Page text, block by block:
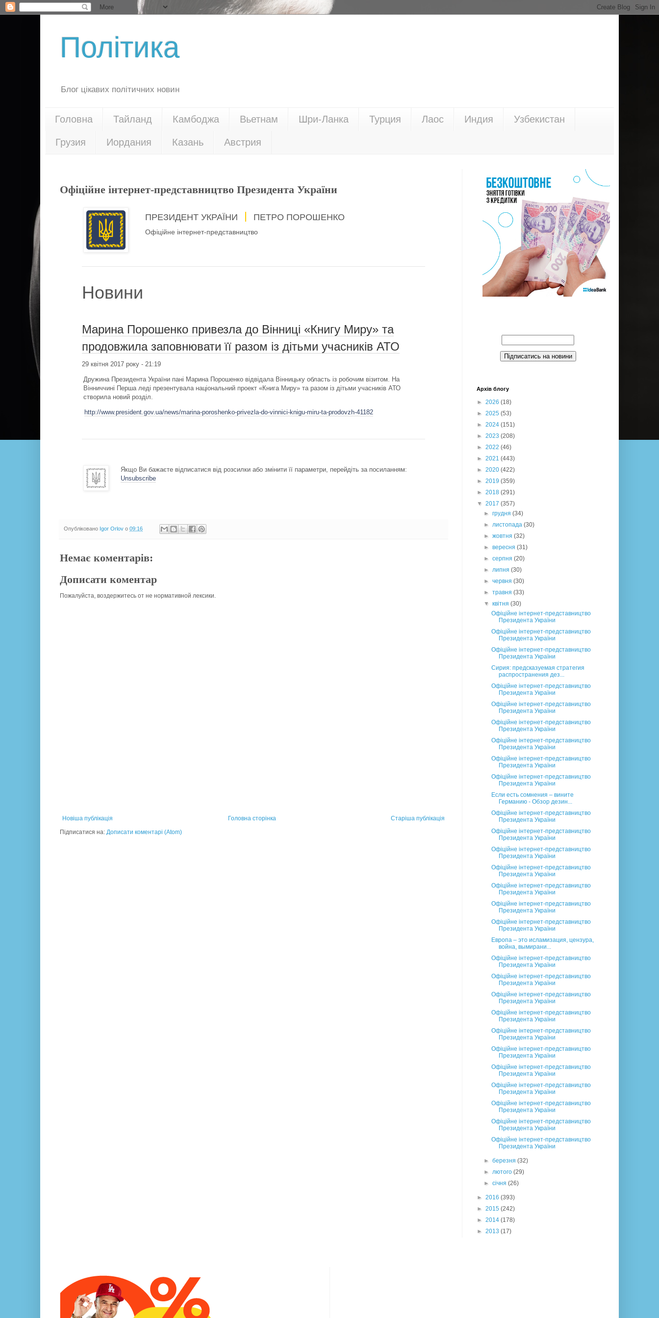
Політика
Блог цікавих політичних новин
Головна Тайланд Камбоджа Вьетнам Шри-Ланка Турция Лаос Индия Узбекистан
Грузия Иордания Казань Австрия
Офіційне інтернет-представництво Президента України
ПРЕЗИДЕНТ УКРАЇНИ ПЕТРО ПОРОШЕНКО
Офіційне інтернет-представництво
Новини
Марина Порошенко привезла до Вінниці «Книгу Миру» та
продовжила заповнювати її разом із дітьми учасників АТО
29 квітня 2017 року - 21:19
Дружина Президента України пані Марина Порошенко відвідала Вінницьку область із робочим візитом. На
Вінниччині Перша леді презентувала національний проект «Книга Миру» та разом із дітьми учасників АТО
створила новий розділ.
http://www.president.gov.ua/news/marina-poroshenko-privezla-do-vinnici-knigu-miru-ta-prodovzh-41182
Якщо Ви бажаєте відписатися від розсилки або змінити її параметри, перейдіть за посиланням:
Unsubscribe
Опубліковано Igor Orlov о 09:16
Немає коментарів:
Дописати коментар
Пожалуйста, воздержитесь от не нормативной лексики.
Новіша публікація Старіша публікація
Головна сторінка
Підписатися на: Дописати коментарі (Atom)
Архів блогу
► 2026 (18)
► 2025 (53)
► 2024 (151)
► 2023 (208)
► 2022 (46)
► 2021 (443)
► 2020 (422)
► 2019 (359)
► 2018 (291)
▼ 2017 (357)
►грудня(34)
►листопада(30)
►жовтня(32)
►вересня(31)
►серпня(20)
►липня(30)
►червня(30)
►травня(33)
▼квітня(30)
Офіційне інтернет-представництво
Президента України
Офіційне інтернет-представництво
Президента України
Офіційне інтернет-представництво
Президента України
Сирия: предсказуемая стратегия
распространения дез...
Офіційне інтернет-представництво
Президента України
Офіційне інтернет-представництво
Президента України
Офіційне інтернет-представництво
Президента України
Офіційне інтернет-представництво
Президента України
Офіційне інтернет-представництво
Президента України
Офіційне інтернет-представництво
Президента України
Если есть сомнения – вините
Германию - Обзор дезин...
Офіційне інтернет-представництво
Президента України
Офіційне інтернет-представництво
Президента України
Офіційне інтернет-представництво
Президента України
Офіційне інтернет-представництво
Президента України
Офіційне інтернет-представництво
Президента України
Офіційне інтернет-представництво
Президента України
Офіційне інтернет-представництво
Президента України
Европа – это исламизация, цензура,
война, вымирани...
Офіційне інтернет-представництво
Президента України
Офіційне інтернет-представництво
Президента України
Офіційне інтернет-представництво
Президента України
Офіційне інтернет-представництво
Президента України
Офіційне інтернет-представництво
Президента України
Офіційне інтернет-представництво
Президента України
Офіційне інтернет-представництво
Президента України
Офіційне інтернет-представництво
Президента України
Офіційне інтернет-представництво
Президента України
Офіційне інтернет-представництво
Президента України
Офіційне інтернет-представництво
Президента України
►березня(32)
►лютого(29)
►січня(26)
► 2016 (393)
► 2015 (242)
► 2014 (178)
► 2013 (17)